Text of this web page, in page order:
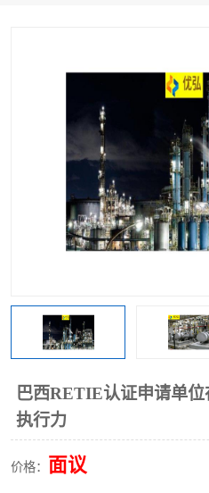
巴西RETIE认证申请单
执行力
价格： 面议